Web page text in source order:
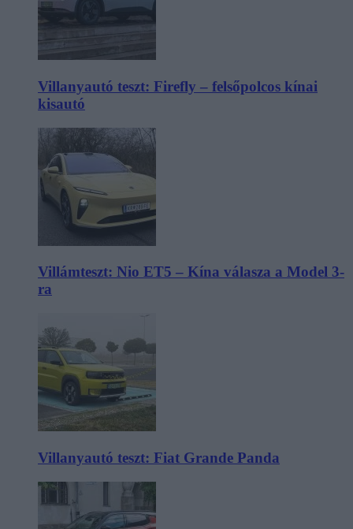
Villanyautó teszt: Firefly – felsőpolcos kínai
kisautó
Villámteszt: Nio ET5 – Kína válasza a Model 3-
ra
Villanyautó teszt: Fiat Grande Panda